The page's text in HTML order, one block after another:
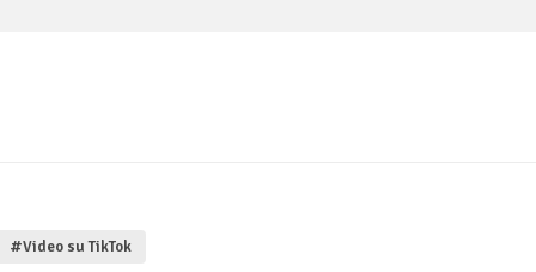
#Video su TikTok